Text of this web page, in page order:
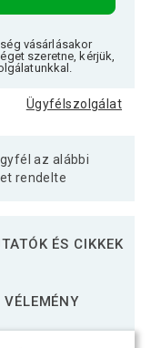
vásárlásakor
szeretne, kérjük,
Ügyfélszolgálat
az alábbi
rendelte
ÉS CIKKEK
VÉLEMÉNY